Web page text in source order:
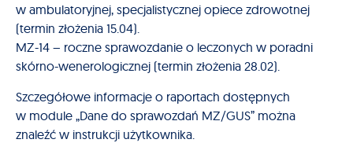
w ambulatoryjnej, specjalistycznej opiece zdrowotnej
(termin złożenia 15.04).
MZ-14 – roczne sprawozdanie o leczonych w poradni
skórno-wenerologicznej (termin złożenia 28.02).
Szczegółowe informacje o raportach dostępnych
w module „Dane do sprawozdań MZ/GUS” można
znaleźć w instrukcji użytkownika.